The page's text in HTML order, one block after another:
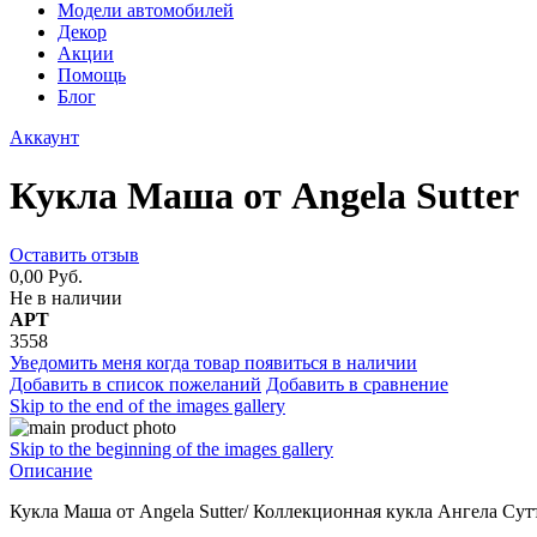
Модели автомобилей
Декор
Акции
Помощь
Блог
Аккаунт
Кукла Маша от Angela Sutter
Оставить отзыв
0,00 Руб.
Не в наличии
АРТ
3558
Уведомить меня когда товар появиться в наличии
Добавить в список пожеланий Добавить в сравнение
Skip to the end of the images gallery
Skip to the beginning of the images gallery
Описание
Кукла Маша от Angela Sutter/ Коллекционная кукла Ангела